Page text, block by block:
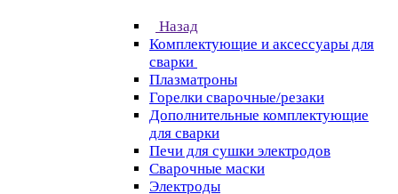
Назад
Комплектующие и аксессуары для
сварки
Плазматроны
Горелки сварочные/резаки
Дополнительные комплектующие
для сварки
Печи для сушки электродов
Сварочные маски
Электроды